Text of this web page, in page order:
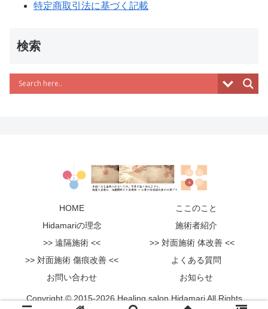
特定商取引法に基づく記載
検索
HOME
ここのこと
Hidamariの理念
施術者紹介
>> 遠隔施術 <<
>> 対面施術 体改善 <<
>> 対面施術 傷痕改善 <<
よくある質問
お問い合わせ
お知らせ
Copyright © 2015-2026 Healing salon Hidamari All Rights